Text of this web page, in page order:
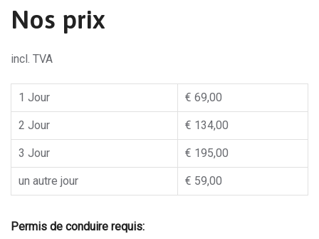
Nos prix
incl. TVA
1 Jour € 69,00
2 Jour € 134,00
3 Jour € 195,00
un autre jour € 59,00
Permis de conduire requis: